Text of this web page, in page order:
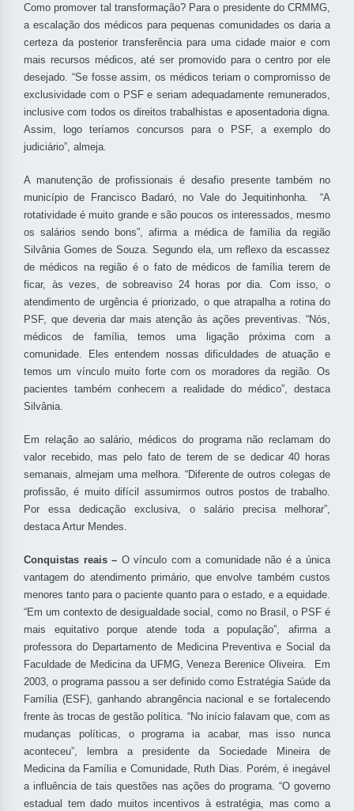
Como promover tal transformação? Para o presidente do CRMMG,
a escalação dos médicos para pequenas comunidades os daria a
certeza da posterior transferência para uma cidade maior e com
mais recursos médicos, até ser promovido para o centro por ele
desejado. “Se fosse assim, os médicos teriam o compromisso de
exclusividade com o PSF e seriam adequadamente remunerados,
inclusive com todos os direitos trabalhistas e aposentadoria digna.
Assim, logo teríamos concursos para o PSF, a exemplo do
judiciário”, almeja.
A manutenção de profissionais é desafio presente também no
município de Francisco Badaró, no Vale do Jequitinhonha. “A
rotatividade é muito grande e são poucos os interessados, mesmo
os salários sendo bons”, afirma a médica de família da região
Silvânia Gomes de Souza. Segundo ela, um reflexo da escassez
de médicos na região é o fato de médicos de família terem de
ficar, às vezes, de sobreaviso 24 horas por dia. Com isso, o
atendimento de urgência é priorizado, o que atrapalha a rotina do
PSF, que deveria dar mais atenção às ações preventivas. “Nós,
médicos de família, temos uma ligação próxima com a
comunidade. Eles entendem nossas dificuldades de atuação e
temos um vínculo muito forte com os moradores da região. Os
pacientes também conhecem a realidade do médico”, destaca
Silvânia.
Em relação ao salário, médicos do programa não reclamam do
valor recebido, mas pelo fato de terem de se dedicar 40 horas
semanais, almejam uma melhora. “Diferente de outros colegas de
profissão, é muito difícil assumirmos outros postos de trabalho.
Por essa dedicação exclusiva, o salário precisa melhorar”,
destaca Artur Mendes.
Conquistas reais – O vínculo com a comunidade não é a única
vantagem do atendimento primário, que envolve também custos
menores tanto para o paciente quanto para o estado, e a equidade.
“Em um contexto de desigualdade social, como no Brasil, o PSF é
mais equitativo porque atende toda a população”, afirma a
professora do Departamento de Medicina Preventiva e Social da
Faculdade de Medicina da UFMG, Veneza Berenice Oliveira. Em
2003, o programa passou a ser definido como Estratégia Saúde da
Família (ESF), ganhando abrangência nacional e se fortalecendo
frente às trocas de gestão política. “No início falavam que, com as
mudanças políticas, o programa ia acabar, mas isso nunca
aconteceu”, lembra a presidente da Sociedade Mineira de
Medicina da Família e Comunidade, Ruth Dias. Porém, é inegável
a influência de tais questões nas ações do programa. “O governo
estadual tem dado muitos incentivos à estratégia, mas como a